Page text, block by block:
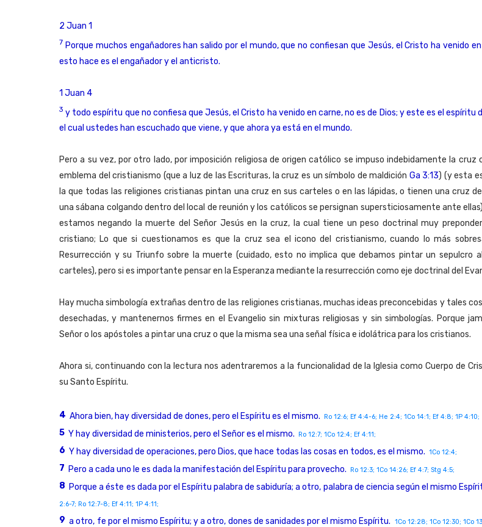
2 Juan 1
7 Porque muchos engañadores han salido por el mundo, que no confiesan que Jesús, el Cristo ha venido
esto hace es el engañador y el anticristo.
1 Juan 4
3y todo espíritu que no confiesa que Jesús, el Cristo ha venido en carne, no es de Dios; y este es el espíritu
el cual ustedes han escuchado que viene, y que ahora ya está en el mundo.
Pero a su vez, por otro lado, por imposición religiosa de origen católico se impuso indebidamente la cruz
emblema del cristianismo (que a luz de las Escrituras, la cruz es un símbolo de maldición Ga 3:13) (y esta
la que todas las religiones cristianas pintan una cruz en sus carteles o en las lápidas, o tienen una cruz
una sábana colgando dentro del local de reunión y los católicos se persignan supersticiosamente ante
estamos negando la muerte del Señor Jesús en la cruz, la cual tiene un peso doctrinal muy
cristiano; Lo que si cuestionamos es que la cruz sea el icono del cristianismo, cuando lo más
Resurrección y su Triunfo sobre la muerte (cuidado, esto no implica que debamos pintar un sepulcro
carteles), pero si es importante pensar en la Esperanza mediante la resurrección como eje doctrinal del
Hay mucha simbología extrañas dentro de las religiones cristianas, muchas ideas preconcebidas y tales
desechadas, y mantenernos firmes en el Evangelio sin mixturas religiosas y sin simbologías. Porque
Señor o los apóstoles a pintar una cruz o que la misma sea una señal física e idolátrica para los cristianos.
Ahora si, continuando con la lectura nos adentraremos a la funcionalidad de la Iglesia como Cuerpo de
su Santo Espíritu.
4 Ahora bien, hay diversidad de dones, pero el Espíritu es el mismo. Ro 12:6; Ef 4:4-6; He 2:4; 1Co 14:1; Ef 4:8; 1P 4:10;
5 Y hay diversidad de ministerios, pero el Señor es el mismo. Ro 12:7; 1Co 12:4; Ef 4:11;
6 Y hay diversidad de operaciones, pero Dios, que hace todas las cosas en todos, es el mismo. 1Co 12:4;
7 Pero a cada uno le es dada la manifestación del Espíritu para provecho. Ro 12:3; 1Co 14:26; Ef 4:7; Stg 4:5;
8 Porque a éste es dada por el Espíritu palabra de sabiduría; a otro, palabra de ciencia según el mismo
2:6-7; Ro 12:7-8; Ef 4:11; 1P 4:11;
9 a otro, fe por el mismo Espíritu; y a otro, dones de sanidades por el mismo Espíritu. 1Co 12:28; 1Co 12:30; 1Co